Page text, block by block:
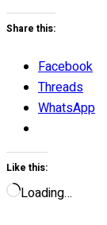
Share this:
Facebook
Threads
WhatsApp
Like this:
Loading…